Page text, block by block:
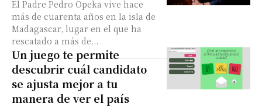
El Padre Pedro Opeka vive hace
más de cuarenta años en la isla de
Madagascar, lugar en el que ha
rescatado a más de...
Un juego te permite
descubrir cuál candidato
se ajusta mejor a tu
manera de ver el país